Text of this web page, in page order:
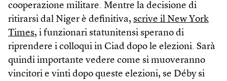
cooperazione militare. Mentre la decisione di
ritirarsi dal Niger è definitiva, scrive il New York
Times, i funzionari statunitensi sperano di
riprendere i colloqui in Ciad dopo le elezioni. Sarà
quindi importante vedere come si muoveranno
vincitori e vinti dopo queste elezioni, se Déby si